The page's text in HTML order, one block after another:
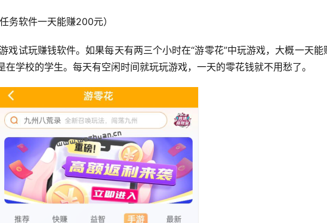
务软件一天能赚200元）
戏试玩赚钱软件。如果每天有两三个小时在“游零花”中玩游戏，大概一天能
学校的学生。每天有空闲时间就玩玩游戏，一天的零花钱就不用愁了。